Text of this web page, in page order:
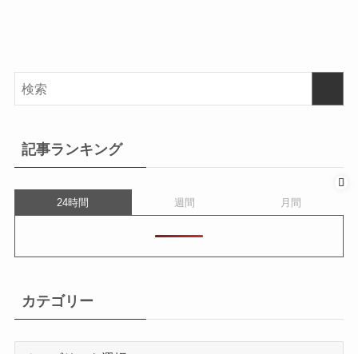
記事ランキング
24時間 週間 月間
カテゴリー